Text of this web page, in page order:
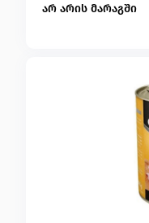
არ არის მარაგში